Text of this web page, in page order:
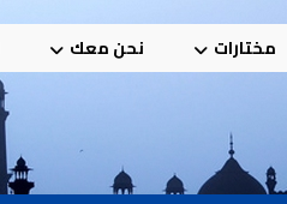
مختارات نحن معك